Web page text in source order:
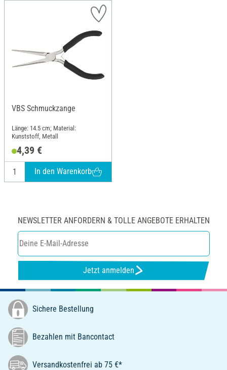
VBS Schmuckzange
Länge: 14.5 cm; Material:
Kunststoff, Metall
4,39 €
In den Warenkorb
NEWSLETTER ANFORDERN & TOLLE ANGEBOTE ERHALTEN
Jetzt anmelden
Sichere Bestellung
Bezahlen mit Bancontact
Versandkostenfrei ab 75 €*